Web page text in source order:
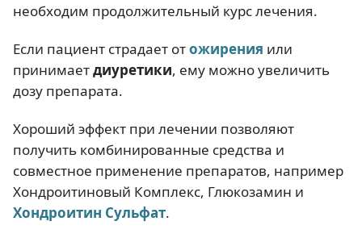
необходим продолжительный курс лечения.
Если пациент страдает отожирения или
принимаетдиуретики, ему можно увеличить
дозу препарата.
Хороший эффект при лечении позволяют
получить комбинированные средства и
совместное применение препаратов, например
Хондроитиновый Комплекс, Глюкозамин и
Хондроитин Сульфат.